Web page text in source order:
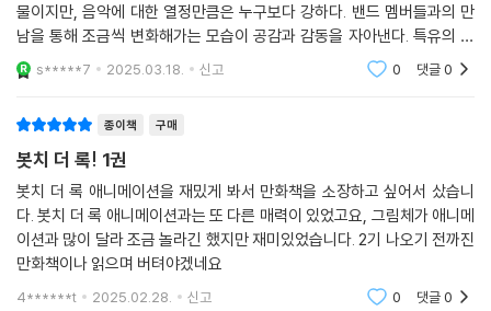
물이지만, 음악에 대한 열정만큼은 누구보다 강하다. 밴드 멤버들과의 만
남을 통해 조금씩 변화해가는 모습이 공감과 감동을 자아낸다. 특유의 코
미디 요소와 섬세한 감정 표현이 매력적이며, 음악과 청춘을 사랑하는 독
자라면 분명히 빠
s*****7 2025.03.18. 신고 0 댓글0
종이책 구매
봇치 더 록! 1권
봇치 더 록 애니메이션을 재밌게 봐서 만화책을 소장하고 싶어서 샀습니
다. 봇치 더 록 애니메이션과는 또 다른 매력이 있었고요, 그림체가 애니메
이션과 많이 달라 조금 놀라긴 했지만 재미있었습니다. 2기 나오기 전까진
만화책이나 읽으며 버텨야겠네요
4******t 2025.02.28. 신고 0 댓글0